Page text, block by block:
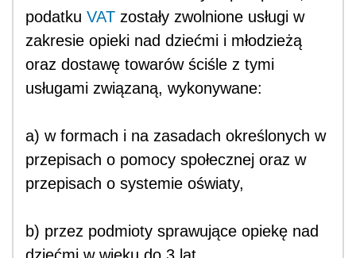
podatku VAT zostały zwolnione usługi w
zakresie opieki nad dziećmi i młodzieżą
oraz dostawę towarów ściśle z tymi
usługami związaną, wykonywane:
a) w formach i na zasadach określonych w
przepisach o pomocy społecznej oraz w
przepisach o systemie oświaty,
b) przez podmioty sprawujące opiekę nad